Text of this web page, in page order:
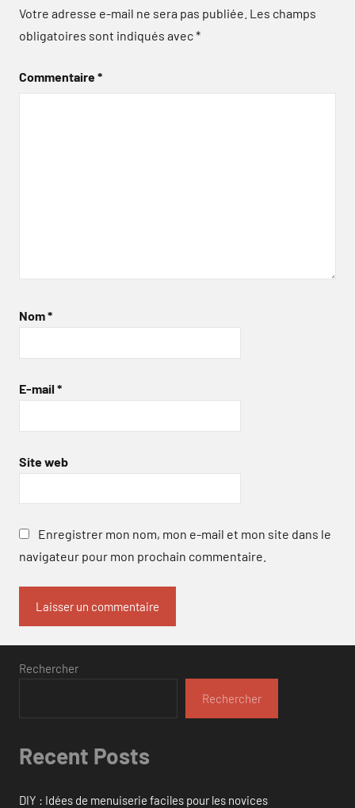
Votre adresse e-mail ne sera pas publiée. Les champs
obligatoires sont indiqués avec*
Commentaire*
Nom*
E-mail *
Site web
Enregistrer mon nom, mon e-mail et mon site dans le
navigateur pour mon prochain commentaire.
Rechercher
Rechercher
Recent Posts
DIY : Idées de menuiserie faciles pour les novices